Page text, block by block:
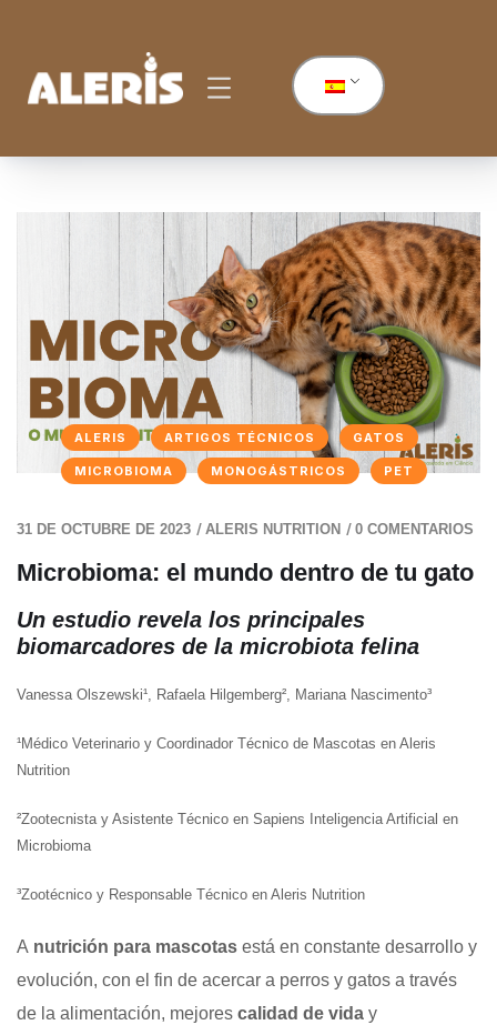
ALERIS ARTIGOS TÉCNICOS GATOS
MICROBIOMA MONOGÁSTRICOS PET
31 DE OCTUBRE DE 2023 / ALERIS NUTRITION / 0 COMENTARIOS
Microbioma: el mundo dentro de tu gato
Un estudio revela los principales
biomarcadores de la microbiota felina
Vanessa Olszewski¹, Rafaela Hilgemberg², Mariana Nascimento³
¹Médico Veterinario y Coordinador Técnico de Mascotas en Aleris
Nutrition
²Zootecnista y Asistente Técnico en Sapiens Inteligencia Artificial en
Microbioma
³Zootécnico y Responsable Técnico en Aleris Nutrition
A nutrición para mascotas está en constante desarrollo y
evolución, con el fin de acercar a perros y gatos a través
de la alimentación, mejores calidad de vida y